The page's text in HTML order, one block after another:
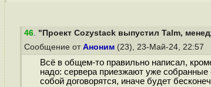
46. "Проект Cozystack выпустил Talm,
Сообщение от Аноним (23), 23-Май-24, 22:57
Всё в общем-то правильно написал,
надо: сервера приезжают уже
собой договорятся, иначе будет